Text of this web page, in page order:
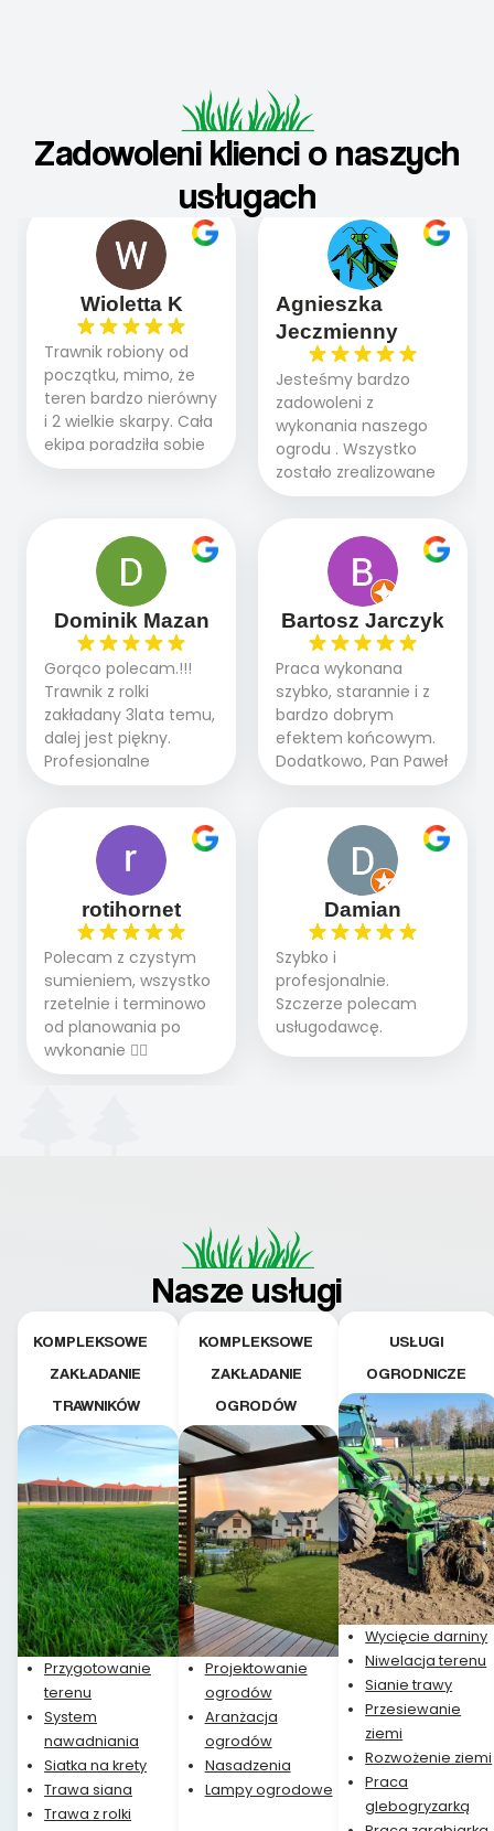
Zadowoleni klienci o naszych
usługach
Wioletta K
Trawnik robiony od
początku, mimo, że
teren bardzo nierówny
i 2 wielkie skarpy. Cała
ekipa poradziła sobie
WSPANIALE od
panowie wiedzą co
robią. Wszystko poszło
sprawnie i szybko.
Doradztwo w
pielęgnacji trawnika
teraz i na późniejszym
etapie jest dużym
plusem. Teraz razem
z dzieckiem i małym
pieskiem cieszymy się
pięknym trawnikiem :)
A trawa robi efekt
Agnieszka
Jeczmienny
Jesteśmy bardzo
zadowoleni z
wykonania naszego
ogrodu . Wszystko
zostało zrealizowane
fachowo, rzetelnie i
oczekiwaniami. Prace
przebiegały sprawnie
dzięki temu,że firma
działa kompleksowo :
ogrodnictwo,nawodnienie,
brukarstwo.Efekt
końcowy przerósł
nasze oczekiwania.
Polecamy tę firmę
wszystkim , którzy
marzą o pięknym
Dominik Mazan
Gorąco polecam.!!!
Trawnik z rolki
zakładany 3lata temu,
dalej jest piękny.
Profesjonalne
podejście do pracy,
2 zlecenia na rolkę.
Polecam.
Bartosz Jarczyk
Praca wykonana
szybko, starannie i z
bardzo dobrym
efektem końcowym.
Dodatkowo, Pan Paweł
chętnie udziela porad
rotihornet
Polecam z czystym
sumieniem, wszystko
rzetelnie i terminowo
od planowania po
wykonanie 👍🏻
Damian
Szybko i
profesjonalnie.
Szczerze polecam
usługodawcę.
Nasze usługi
KOMPLEKSOWE
ZAKŁADANIE
TRAWNIKÓW
Przygotowanie
terenu
System
nawadniania
Siatka na krety
Trawa siana
Trawa z rolki
KOMPLEKSOWE
ZAKŁADANIE
OGRODÓW
Projektowanie
ogrodów
Aranżacja
ogrodów
Nasadzenia
Lampy ogrodowe
USŁUGI
OGRODNICZE
Wycięcie darniny
Niwelacja terenu
Sianie trawy
Przesiewanie
ziemi
Rozwożenie ziemi
Praca
glebogryzarką